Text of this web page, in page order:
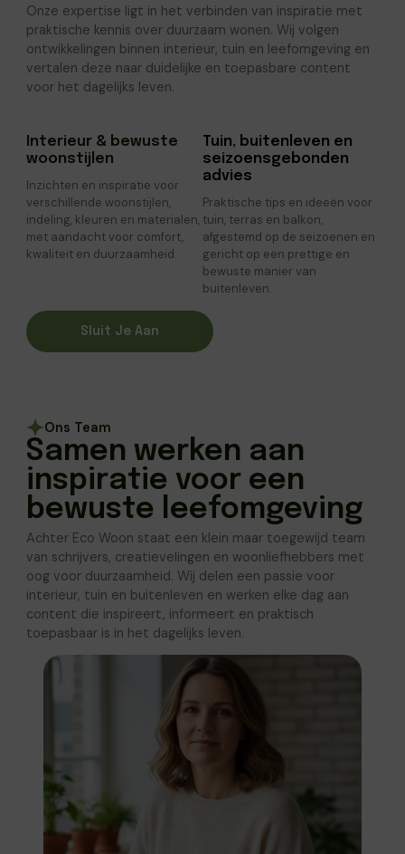
Onze expertise ligt in het verbinden van inspiratie met
praktische kennis over duurzaam wonen. Wij volgen
ontwikkelingen binnen interieur, tuin en leefomgeving en
vertalen deze naar duidelijke en toepasbare content
voor het dagelijks leven.
Interieur & bewuste
woonstijlen
Inzichten en inspiratie voor
verschillende woonstijlen,
indeling, kleuren en materialen,
met aandacht voor comfort,
kwaliteit en duurzaamheid.
Tuin, buitenleven en
seizoensgebonden
advies
Praktische tips en ideeën voor
tuin, terras en balkon,
afgestemd op de seizoenen en
gericht op een prettige en
bewuste manier van
buitenleven.
Sluit Je Aan
Ons Team
Samen werken aan
inspiratie voor een
bewuste leefomgeving
Achter Eco Woon staat een klein maar toegewijd team
van schrijvers, creatievelingen en woonliefhebbers met
oog voor duurzaamheid. Wij delen een passie voor
interieur, tuin en buitenleven en werken elke dag aan
content die inspireert, informeert en praktisch
toepasbaar is in het dagelijks leven.
Sanne Vermeer
Content & Redactie
Verantwoordelijk voor het schrijven,
betrouwbare content over wonen, interieur